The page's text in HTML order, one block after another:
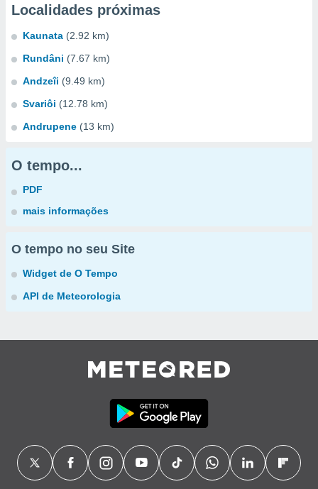
Localidades próximas
Kaunata (2.92 km)
Rundâni (7.67 km)
Andzeîi (9.49 km)
Svariôi (12.78 km)
Andrupene (13 km)
O tempo...
PDF
mais informações
O tempo no seu Site
Widget de O Tempo
API de Meteorologia